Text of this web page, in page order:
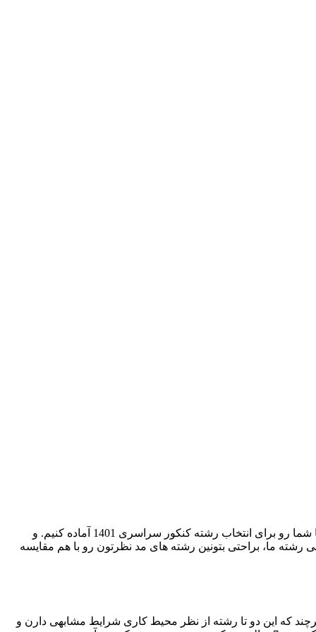
در رشته ی تجربی.ما توی این سری مقالات تصمیم داریم تا شما رو برای انتخاب رشته کنکور سراسری 1401 آماده کنیم. و
ما، براحتی بتونین رشته های مد نظرتون رو با هم مقایسه
که این دو تا رشته از نظر محیط کاری شرایط مشابهی دارن و